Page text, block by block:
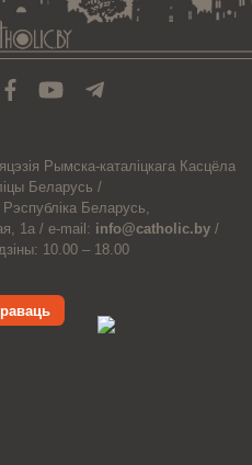
Рымска-каталіцкага Касцёла
Беларусь /
Рэспубліка Беларусь,
1а / e-mail: info@catholic.by /
10.00 – 18.00